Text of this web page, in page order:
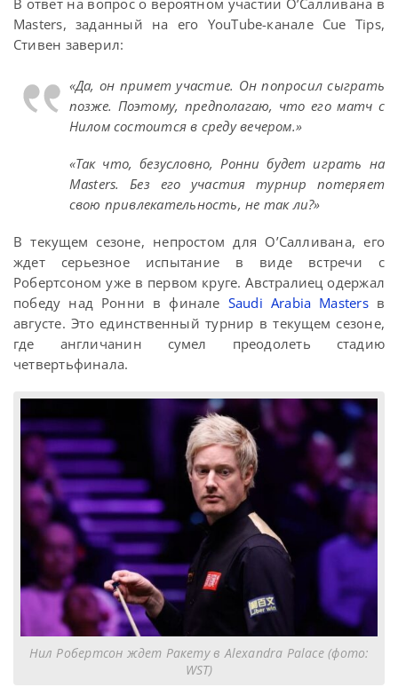
В ответ на вопрос о вероятном участии О’Салливана в
Masters, заданный на его YouTube-канале Cue Tips,
Стивен заверил:
«Да, он примет участие. Он попросил сыграть
позже. Поэтому, предполагаю, что его матч с
Нилом состоится в среду вечером.»
«Так что, безусловно, Ронни будет играть на
Masters. Без его участия турнир потеряет
свою привлекательность, не так ли?»
В текущем сезоне, непростом для О’Салливана, его
ждет серьезное испытание в виде встречи с
Робертсоном уже в первом круге. Австралиец одержал
победу над Ронни в финале Saudi Arabia Mastersв
августе. Это единственный турнир в текущем сезоне,
где англичанин сумел преодолеть стадию
четвертьфинала.
Нил Робертсон ждет Ракету в Alexandra Palace (фото:
WST)